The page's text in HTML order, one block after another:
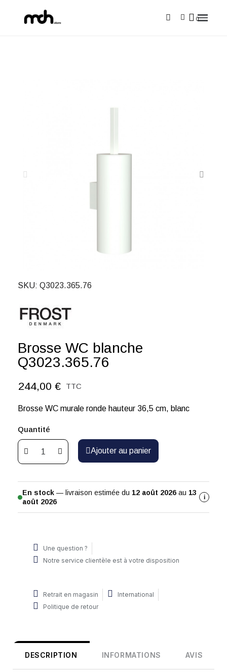
SKU Q3023.365.76
Brosse WC blanche
Q3023.365.76
244,00 € TTC
Brosse WC murale ronde hauteur 36,5 cm, blanc
Quantité
Ajouter au panier
En stock — livraison estimée du 12 août 2026 au 13
août 2026
i
Une question ?
Notre service clientèle est à votre disposition
Retrait en magasin
International
Politique de retour
DESCRIPTION INFORMATIONS AVIS